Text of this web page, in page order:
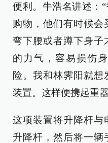
便利。牛浩名讲述：
购物，他们有时候会
弯下腰或者蹲下身子
的力气，容易损伤
险。我和林霁阳就想
装置。这样便携起重
这项装置将升降杆与
升降杆，然后将一辆